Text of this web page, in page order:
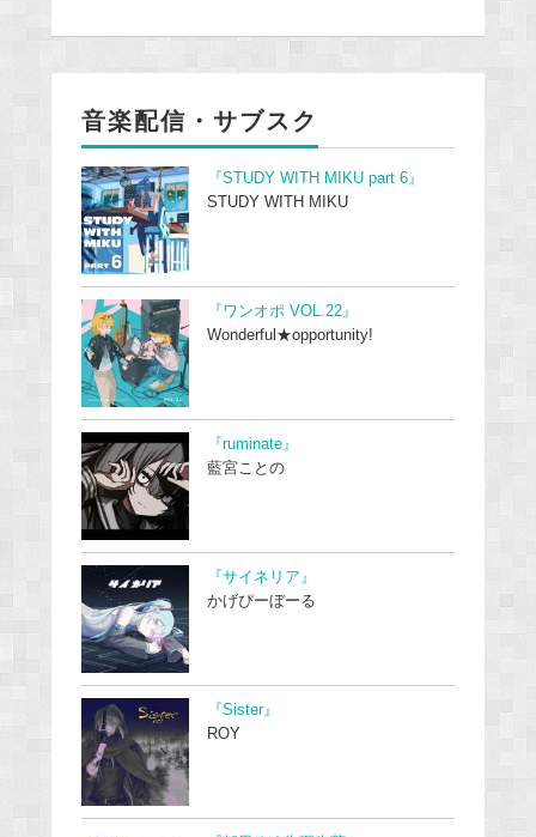
音楽配信・サブスク
『STUDY WITH MIKU part 6』
STUDY WITH MIKU
『ワンオポ VOL.22』
Wonderful★opportunity!
『ruminate』
藍宮ことの
『サイネリア』
かげぴーぼーる
『Sister』
ROY